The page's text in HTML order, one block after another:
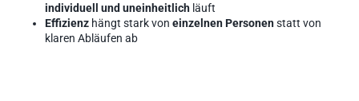
individuell und uneinheitlich läuft
Effizienz hängt stark von einzelnen Personen statt von
klaren Abläufen ab